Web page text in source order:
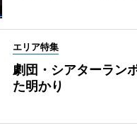
エリア特集
劇団・シアターラン
た明かり